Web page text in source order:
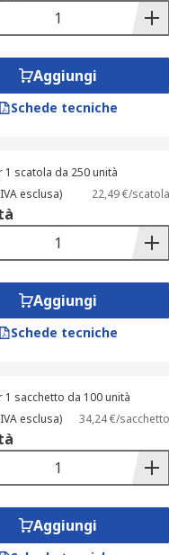
sono disponibili nei
diversi, dai
efficienti, con tempi di
HellermannTyton
Aggiungi
Schede tecniche
1 scatola da 250 unità
esclusa) 22,49 €/scatola
Aggiungi
Schede tecniche
1 sacchetto da 100 unità
esclusa) 34,24 €/sacchetto
Aggiungi